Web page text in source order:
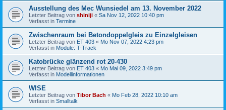
Ausstellung des Mec Wunsiedel am 13. November 2022
Letzter Beitrag von shiniji « Sa Nov 12, 2022 10:40 pm
Verfasst in Termine
Zwischenraum bei Betondoppelgleis zu Einzelgleisen
Letzter Beitrag von ET 403 « Mo Nov 07, 2022 4:23 pm
Verfasst in Module: T-Track
Katobrücke glänzend rot 20-430
Letzter Beitrag von ET 403 « Mo Mai 09, 2022 3:49 pm
Verfasst in Modellinformationen
WISE
Letzter Beitrag von Tibor Bach « Mo Feb 28, 2022 10:10 am
Verfasst in Smalltalk